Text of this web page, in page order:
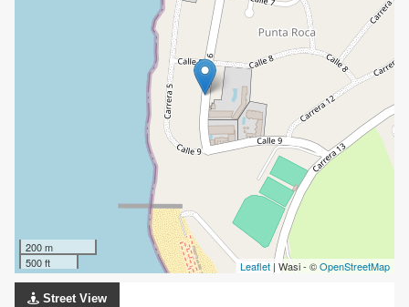
200 m
500 ft
Leaflet | Wasi - ©OpenStreetMap
Street View